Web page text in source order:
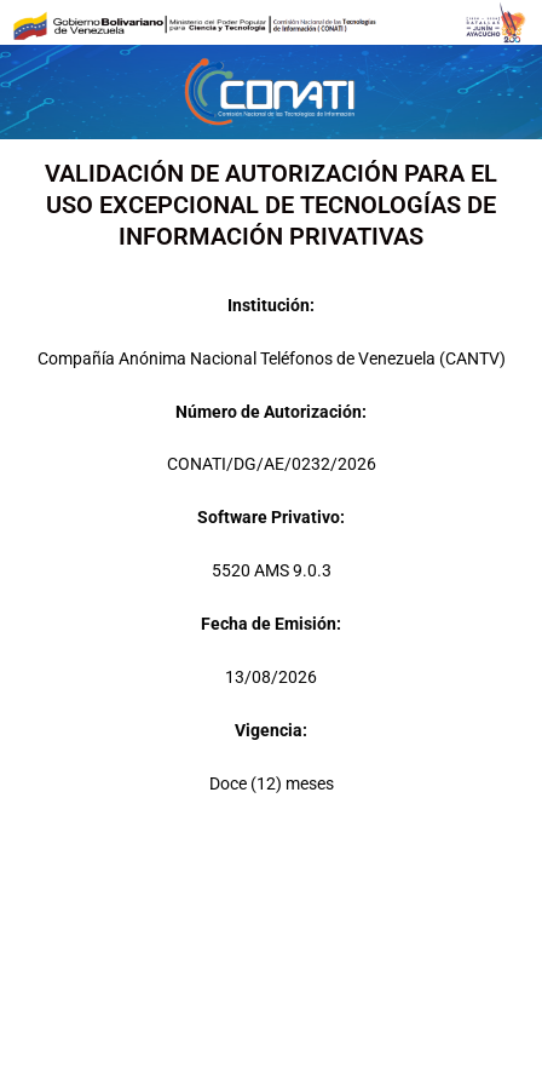
contenido
VALIDACIÓN DE AUTORIZACIÓN PARA EL
USO EXCEPCIONAL DE TECNOLOGÍAS DE
INFORMACIÓN PRIVATIVAS
Institución:
Compañía Anónima Nacional Teléfonos de Venezuela (CANTV)
Número de Autorización:
CONATI/DG/AE/0232/2026
Software Privativo:
5520 AMS 9.0.3
Fecha de Emisión:
13/08/2026
Vigencia:
Doce (12) meses